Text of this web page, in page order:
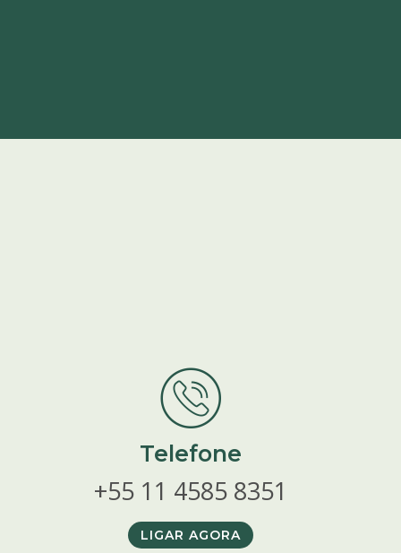
Telefone
+55 11 4585 8351
LIGAR AGORA